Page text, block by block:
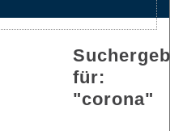
für:
"corona"